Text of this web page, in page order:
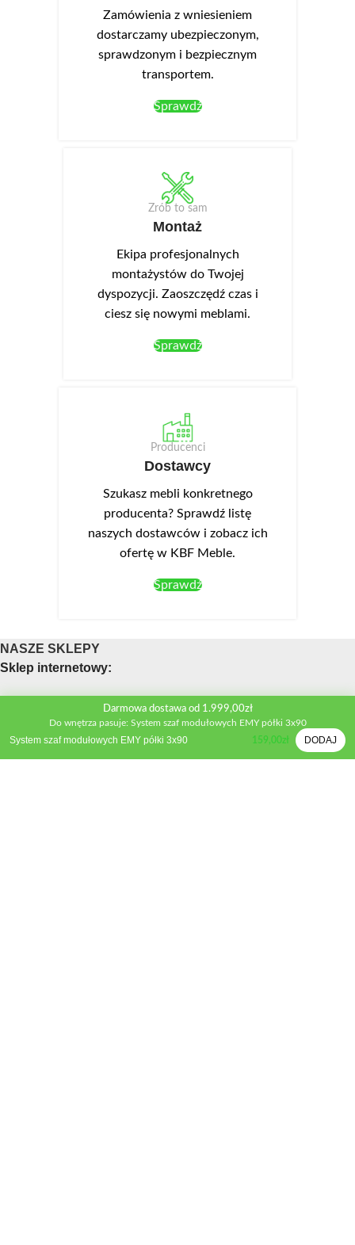
Zamówienia z wniesieniem
dostarczamy ubezpieczonym,
sprawdzonym i bezpiecznym
transportem.
Sprawdź
Zrób to sam
Montaż
Ekipa profesjonalnych
montażystów do Twojej
dyspozycji. Zaoszczędź czas i
ciesz się nowymi meblami.
Sprawdź
Producenci
Dostawcy
Szukasz mebli konkretnego
producenta? Sprawdź listę
naszych dostawców i zobacz ich
ofertę w KBF Meble.
Sprawdź
NASZE SKLEPY
Sklep internetowy:
Obsługa telefoniczna sklepu
Telefon:+48 533 312 041
Darmowa dostawa od 1.999,00zł
Do wnętrza pasuje: System szaf modułowych EMY półki 3x90
System szaf modułowych EMY półki 3x90 159,00zł DODAJ